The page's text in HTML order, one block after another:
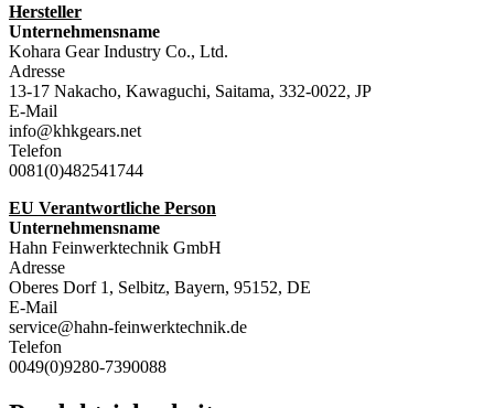
Hersteller
Unternehmensname
Kohara Gear Industry Co., Ltd.
Adresse
13-17 Nakacho, Kawaguchi, Saitama, 332-0022, JP
E-Mail
info@khkgears.net
Telefon
0081(0)482541744
EU Verantwortliche Person
Unternehmensname
Hahn Feinwerktechnik GmbH
Adresse
Oberes Dorf 1, Selbitz, Bayern, 95152, DE
E-Mail
service@hahn-feinwerktechnik.de
Telefon
0049(0)9280-7390088